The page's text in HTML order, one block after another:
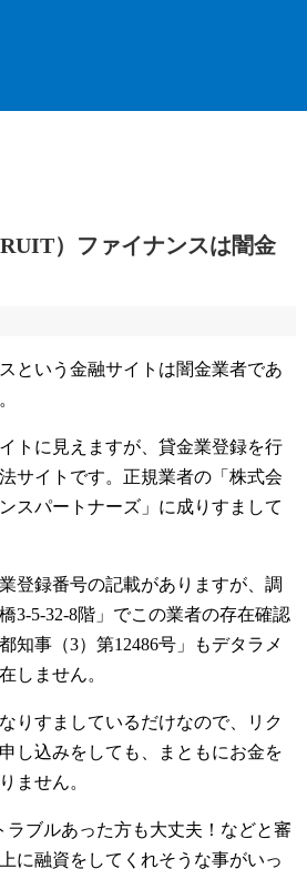
）ファイナンスは闇金
という金融サイトは闇金業者であ
トに見えますが、貸金業登録を行
サイトです。正規業者の「株式会
スパートナーズ」に成りすまして
登録番号の記載がありますが、調
3-5-32-8階」でこの業者の存在確認
知事（3）第12486号」もデタラメ
しません。
りすましているだけなので、リク
し込みをしても、まともにお金を
ません。
ラブルあった方も大丈夫！などと審
に融資をしてくれそうな事がいっ